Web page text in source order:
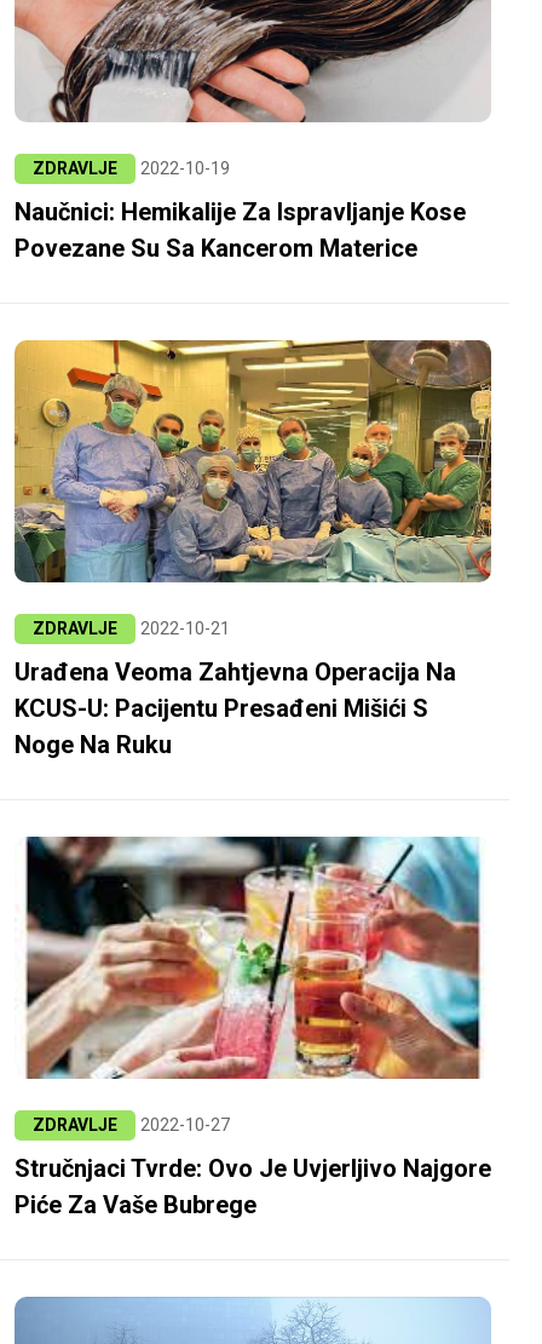
ZDRAVLJE 2022-10-19
Naučnici: Hemikalije Za Ispravljanje Kose
Povezane Su Sa Kancerom Materice
ZDRAVLJE 2022-10-21
Urađena Veoma Zahtjevna Operacija Na
KCUS-U: Pacijentu Presađeni Mišići S
Noge Na Ruku
ZDRAVLJE 2022-10-27
Stručnjaci Tvrde: Ovo Je Uvjerljivo Najgore
Piće Za Vaše Bubrege